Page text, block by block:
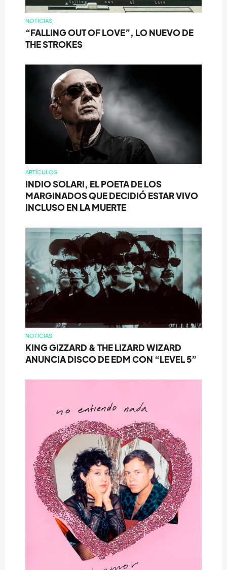
NOTICIAS
“FALLING OUT OF LOVE”, LO NUEVO DE
THE STROKES
ARTÍCULOS
INDIO SOLARI, EL POETA DE LOS
MARGINADOS QUE DECIDIÓ ESTAR VIVO
INCLUSO EN LA MUERTE
NOTICIAS
KING GIZZARD & THE LIZARD WIZARD
ANUNCIA DISCO DE EDM CON “LEVEL 5”